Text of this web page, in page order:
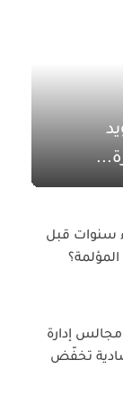
سنوات قبل
مجالس إدارة
تخفّض